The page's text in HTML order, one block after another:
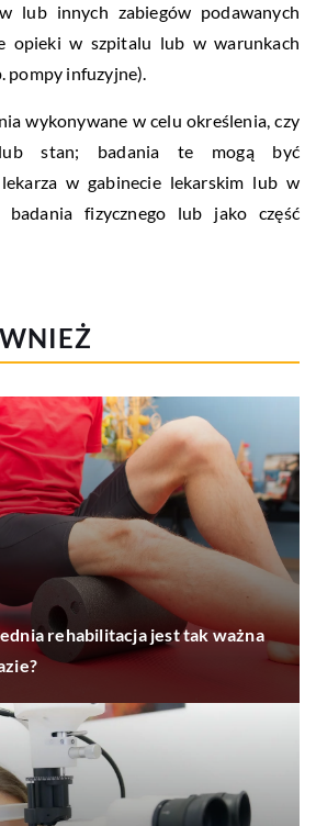
lub innych zabiegów podawanych
opieki w szpitalu lub w warunkach
pompy infuzyjne).
wykonywane w celu określenia, czy
stan; badania te mogą być
w gabinecie lekarskim lub w
badania fizycznego lub jako część
rehabilitacja jest tak ważna